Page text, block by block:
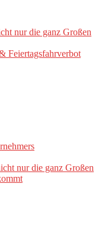
nur die ganz Großen
Feiertagsfahrverbot
nur die ganz Großen